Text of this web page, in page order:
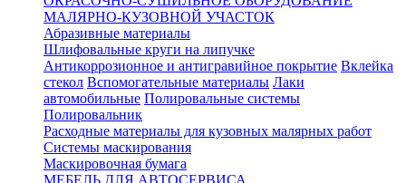
МАЛЯРНО-КУЗОВНОЙ УЧАСТОК
Абразивные материалы
Шлифовальные круги на липучке
Антикоррозионное и антигравийное покрытие Вклейка
стекол Вспомогательные материалы Лаки
автомобильные Полировальные системы
Полировальник
Расходные материалы для кузовных малярных работ
Системы маскирования
Маскировочная бумага
МЕБЕЛЬ ДЛЯ АВТОСЕРВИСА